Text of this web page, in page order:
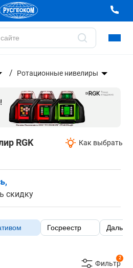
Ротационные нивелиры
RGK
Как выбрать
скидку
Госреестр
2
Фильтр